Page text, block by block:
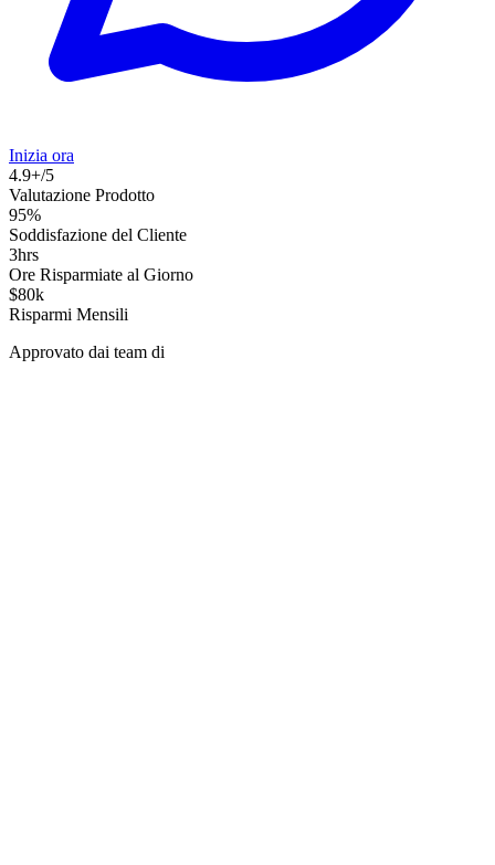
Inizia ora
4.9+/5
Valutazione Prodotto
95%
Soddisfazione del Cliente
3hrs
Ore Risparmiate al Giorno
$80k
Risparmi Mensili
Approvato dai team di